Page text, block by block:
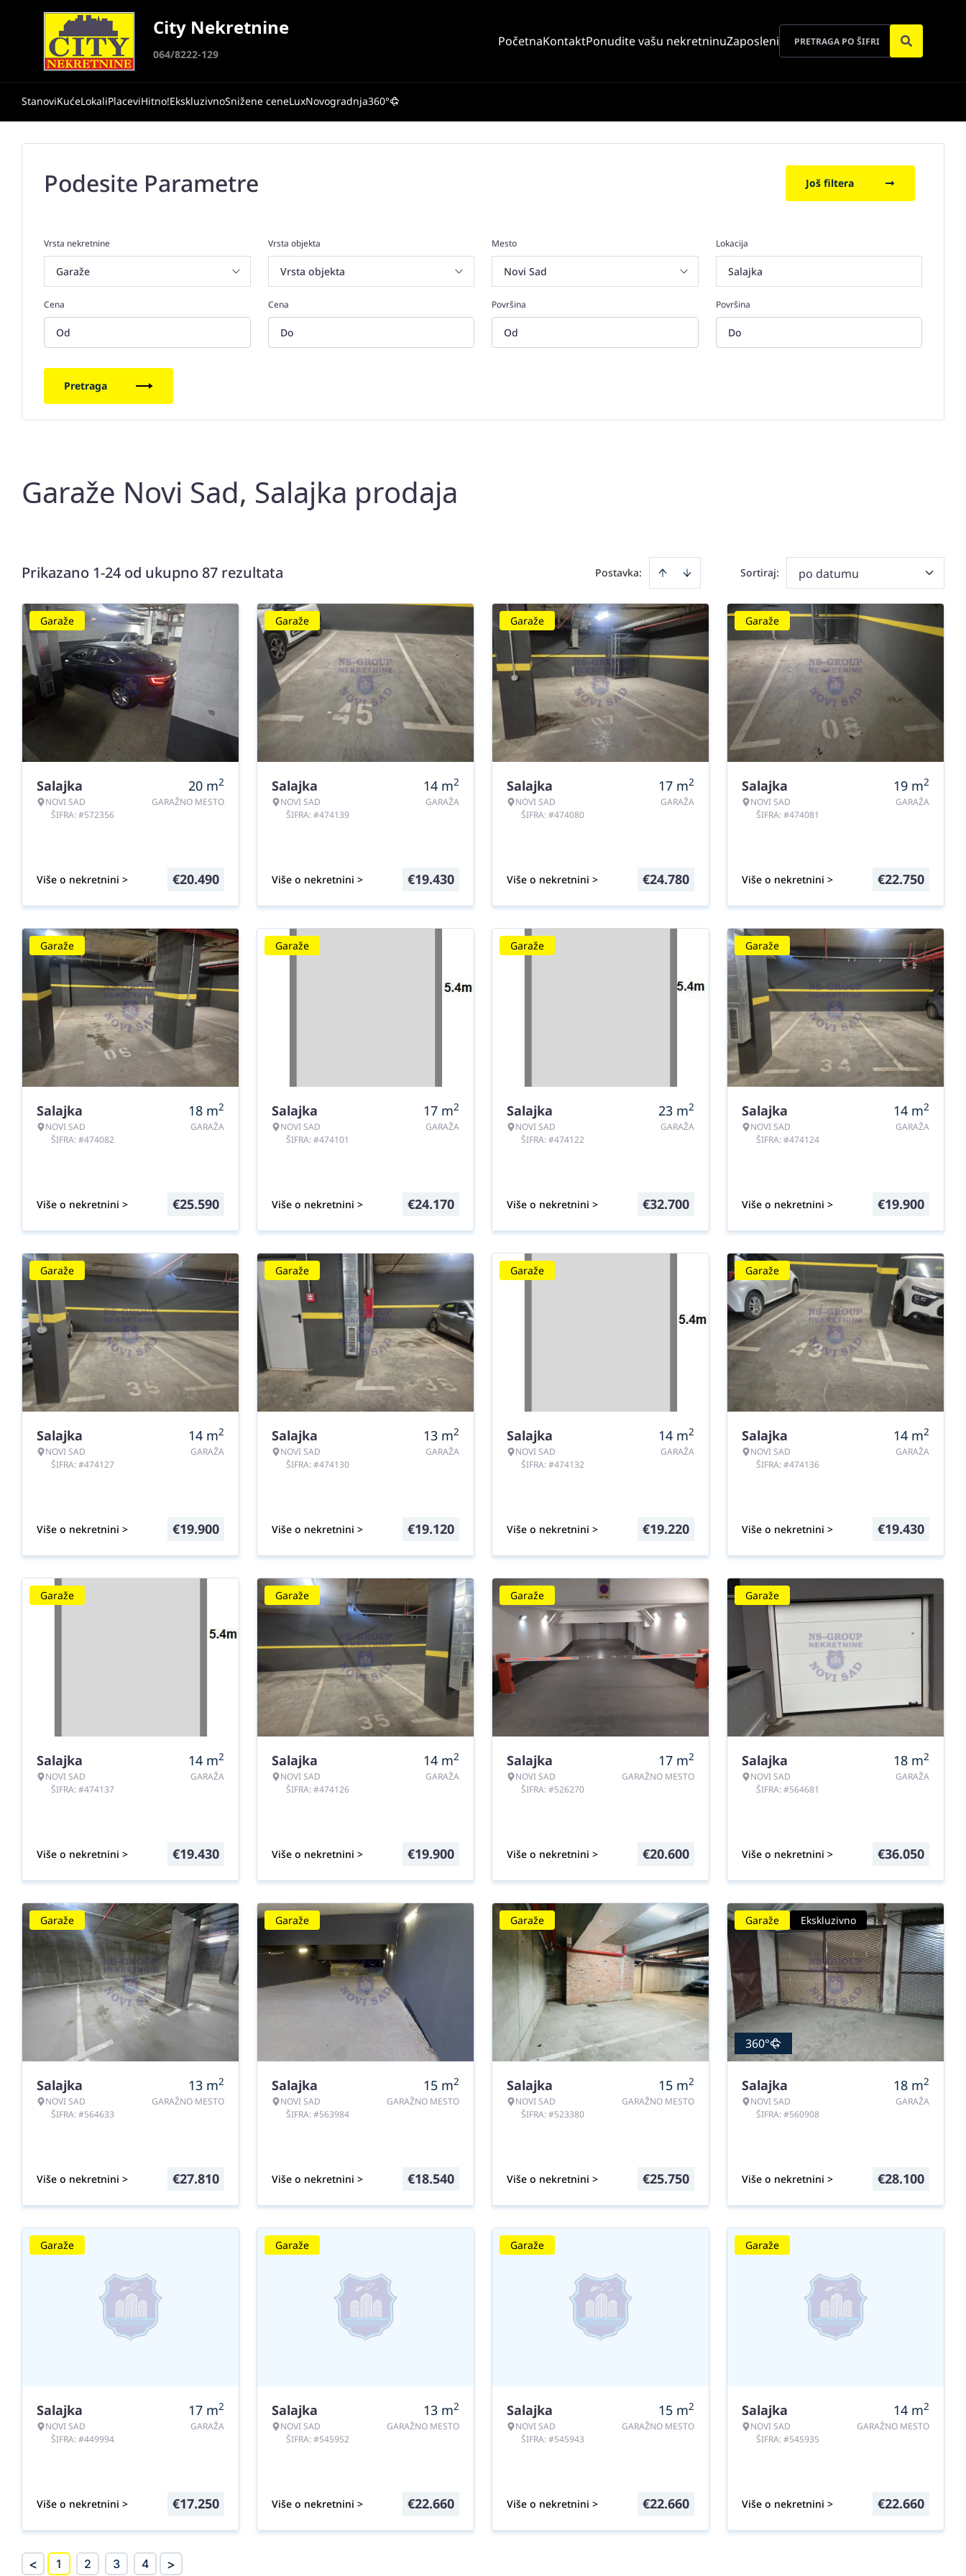
City Nekretnine
064/8222-129
PočetnaKontaktPonudite vašu nekretninuZaposleni
StanoviKućeLokaliPlaceviHitno!EkskluzivnoSnižene ceneLuxNovogradnja360°
Podesite Parametre Još filtera
Vrsta nekretnine Vrsta objekta Mesto Lokacija
Salajka
Cena Cena Površina Površina
Pretraga
Garaže Novi Sad, Salajka prodaja
Prikazano 1-24 od ukupno 87 rezultata Postavka: Sortiraj: po datumu
Garaže
Salajka
NOVI SAD
ŠIFRA: #572356
20 m2
GARAŽNO MESTO
Više o nekretnini > €20.490
Garaže
Salajka
NOVI SAD
ŠIFRA: #474139
14 m2
GARAŽA
Više o nekretnini > €19.430
Garaže
Salajka
NOVI SAD
ŠIFRA: #474080
17 m2
GARAŽA
Više o nekretnini > €24.780
Garaže
Salajka
NOVI SAD
ŠIFRA: #474081
19 m2
GARAŽA
Više o nekretnini > €22.750
Garaže
Salajka
NOVI SAD
ŠIFRA: #474082
18 m2
GARAŽA
Više o nekretnini > €25.590
Garaže
Salajka
NOVI SAD
ŠIFRA: #474101
17 m2
GARAŽA
Više o nekretnini > €24.170
Garaže
Salajka
NOVI SAD
ŠIFRA: #474122
23 m2
GARAŽA
Više o nekretnini > €32.700
Garaže
Salajka
NOVI SAD
ŠIFRA: #474124
14 m2
GARAŽA
Više o nekretnini > €19.900
Garaže
Salajka
NOVI SAD
ŠIFRA: #474127
14 m2
GARAŽA
Više o nekretnini > €19.900
Garaže
Salajka
NOVI SAD
ŠIFRA: #474130
13 m2
GARAŽA
Više o nekretnini > €19.120
Garaže
Salajka
NOVI SAD
ŠIFRA: #474132
14 m2
GARAŽA
Više o nekretnini > €19.220
Garaže
Salajka
NOVI SAD
ŠIFRA: #474136
14 m2
GARAŽA
Više o nekretnini > €19.430
Garaže
Salajka
NOVI SAD
ŠIFRA: #474137
14 m2
GARAŽA
Više o nekretnini > €19.430
Garaže
Salajka
NOVI SAD
ŠIFRA: #474126
14 m2
GARAŽA
Više o nekretnini > €19.900
Garaže
Salajka
NOVI SAD
ŠIFRA: #526270
17 m2
GARAŽNO MESTO
Više o nekretnini > €20.600
Garaže
Salajka
NOVI SAD
ŠIFRA: #564681
18 m2
GARAŽA
Više o nekretnini > €36.050
Garaže
Salajka
NOVI SAD
ŠIFRA: #564633
13 m2
GARAŽNO MESTO
Više o nekretnini > €27.810
Garaže
Salajka
NOVI SAD
ŠIFRA: #563984
15 m2
GARAŽNO MESTO
Više o nekretnini > €18.540
Garaže
Salajka
NOVI SAD
ŠIFRA: #523380
15 m2
GARAŽNO MESTO
Više o nekretnini > €25.750
Garaže Ekskluzivno
360°
Salajka
NOVI SAD
ŠIFRA: #560908
18 m2
GARAŽA
Više o nekretnini > €28.100
Garaže
Salajka
NOVI SAD
ŠIFRA: #449994
17 m2
GARAŽA
Više o nekretnini > €17.250
Garaže
Salajka
NOVI SAD
ŠIFRA: #545952
13 m2
GARAŽNO MESTO
Više o nekretnini > €22.660
Garaže
Salajka
NOVI SAD
ŠIFRA: #545943
15 m2
GARAŽNO MESTO
Više o nekretnini > €22.660
Garaže
Salajka
NOVI SAD
ŠIFRA: #545935
14 m2
GARAŽNO MESTO
Više o nekretnini > €22.660
< 1 2 3 4 >